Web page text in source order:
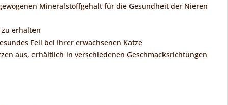
Mineralstoffgehalt für die Gesundheit der Nieren
erhalten
Fell bei Ihrer erwachsenen Katze
aus, erhältlich in verschiedenen Geschmacksrichtungen